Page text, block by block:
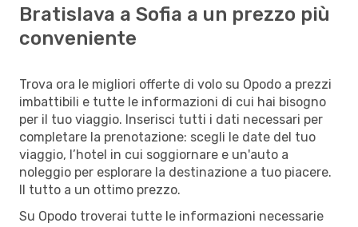
Bratislava a Sofia a un prezzo più
conveniente
Trova ora le migliori offerte di volo su Opodo a prezzi
imbattibili e tutte le informazioni di cui hai bisogno
per il tuo viaggio. Inserisci tutti i dati necessari per
completare la prenotazione: scegli le date del tuo
viaggio, l’hotel in cui soggiornare e un'auto a
noleggio per esplorare la destinazione a tuo piacere.
Il tutto a un ottimo prezzo.
Su Opodo troverai tutte le informazioni necessarie